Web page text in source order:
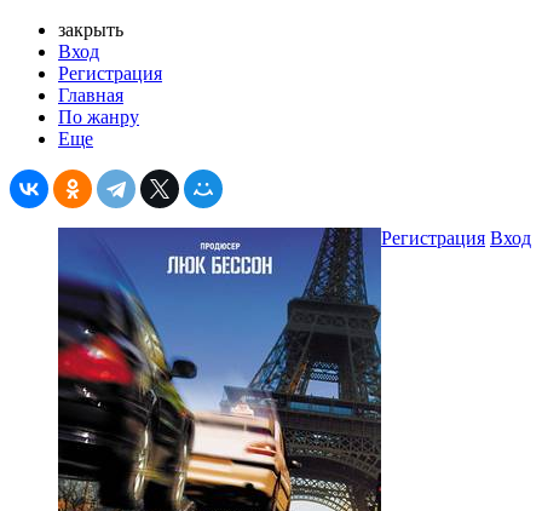
закрыть
Вход
Регистрация
Главная
По жанру
Еще
Регистрация Вход